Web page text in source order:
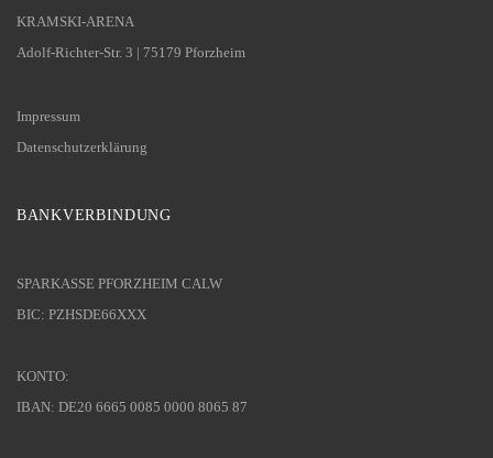
KRAMSKI-ARENA
Adolf-Richter-Str. 3 | 75179 Pforzheim
Impressum
Datenschutzerklärung
BANKVERBINDUNG
SPARKASSE PFORZHEIM CALW
BIC: PZHSDE66XXX
KONTO:
IBAN: DE20 6665 0085 0000 8065 87